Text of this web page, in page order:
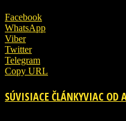
Facebook
WhatsApp
Viber
Twitter
Telegram
Copy URL
SÚVISIACE ČLÁNKYVIAC OD